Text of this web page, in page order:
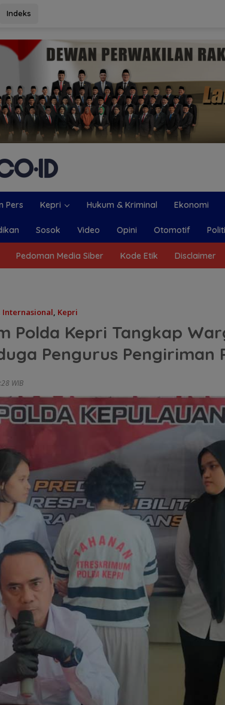
Indeks
Pers Kepri Hukum & Kriminal Ekonomi
Sosok Video Opini Otomotif
Pedoman Media Siber Kode Etik Disclaimer
Internasional, Kepri
Polda Kepri Tangkap
Pengurus Pengiriman
WIB
Satu Atap Besar, Satu
Garis Komando: PWI
Pusat Tegaskan KJK
Wajib Tunduk pada
PWI Kepri
Perwara Indonesia
Perkuat Sinergi
dengan DPRD dan
Pemko Batam, Siap
Berkontribusi untuk